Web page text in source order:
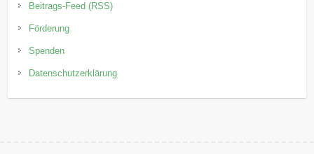
Beitrags-Feed (RSS)
Förderung
Spenden
Datenschutzerklärung